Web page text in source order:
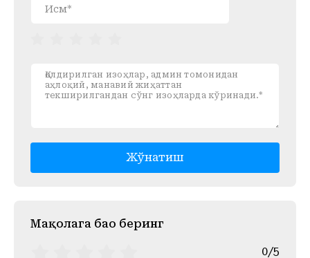
Жўнатиш
Mақолага баҳо беринг
0/5